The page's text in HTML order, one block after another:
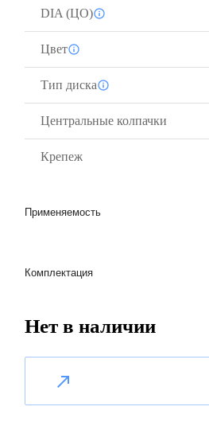
DIA (ЦО)
Цвет
Тип диска
Центральные колпачки
Крепеж
Применяемость
Комплектация
Нет в наличии